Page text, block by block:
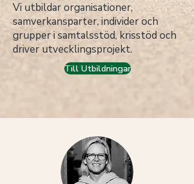
Vi utbildar organisationer,
samverkansparter, individer och
grupper i samtalsstöd, krisstöd och
driver utvecklingsprojekt.
Till Utbildningar